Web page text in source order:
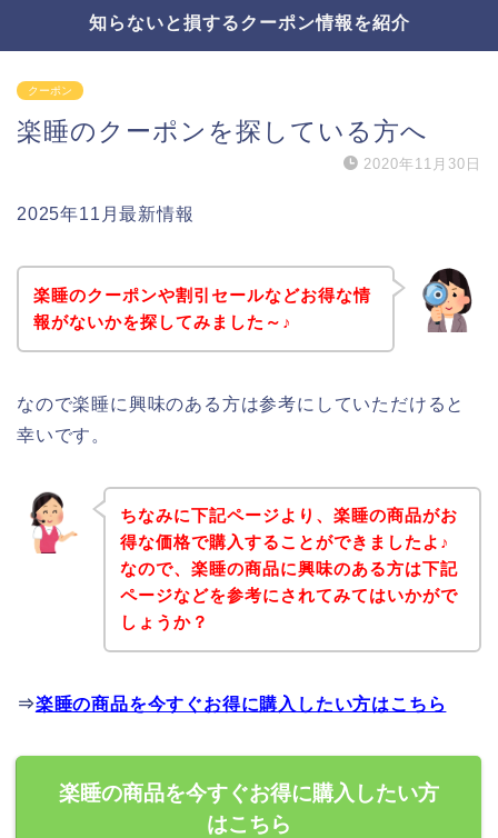
知らないと損するクーポン情報を紹介
クーポン
楽睡のクーポンを探している方へ
2020年11月30日
2025年11月最新情報
楽睡のクーポンや割引セールなどお得な情
報がないかを探してみました～♪
なので楽睡に興味のある方は参考にしていただけると
幸いです。
ちなみに下記ページより、楽睡の商品がお
得な価格で購入することができましたよ♪
なので、楽睡の商品に興味のある方は下記
ページなどを参考にされてみてはいかがで
しょうか？
⇒楽睡の商品を今すぐお得に購入したい方はこちら
楽睡の商品を今すぐお得に購入したい方
はこちら